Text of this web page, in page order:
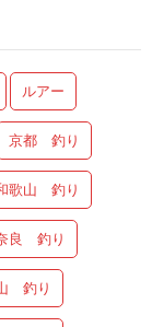
ルアー
京都 釣り
歌山 釣り
良 釣り
釣り